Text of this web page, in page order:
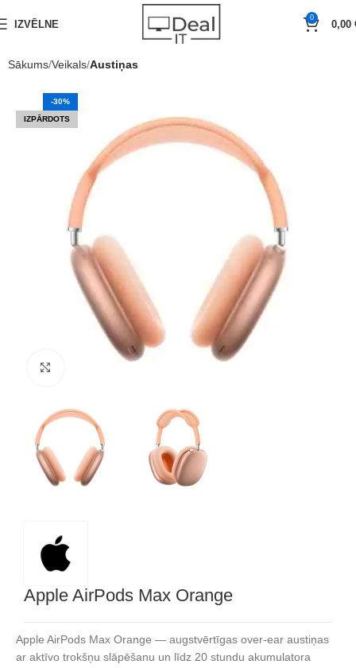
IZVĒLNE
0
0,00
Sākums Veikals Austiņas
-30%
IZPĀRDOTS
Apple AirPods Max Orange
Apple AirPods Max Orange — augstvērtīgas over-ear austiņas
ar aktīvo trokšņu slāpēšanu un līdz 20 stundu akumulatora